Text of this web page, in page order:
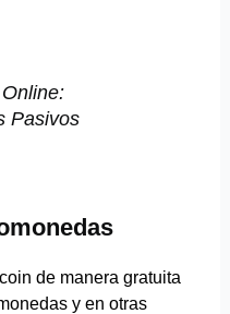
Pasivos
de manera gratuita
y en otras